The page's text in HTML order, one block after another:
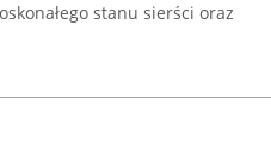
stanu sierści oraz